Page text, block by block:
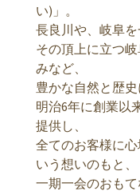
い)」。
長良川や、岐阜を
その頂上に立つ
みなど、
豊かな自然と歴史
明治6年に創業以
提供し、
全てのお客様に
いう想いのもと、
一期一会のおもて